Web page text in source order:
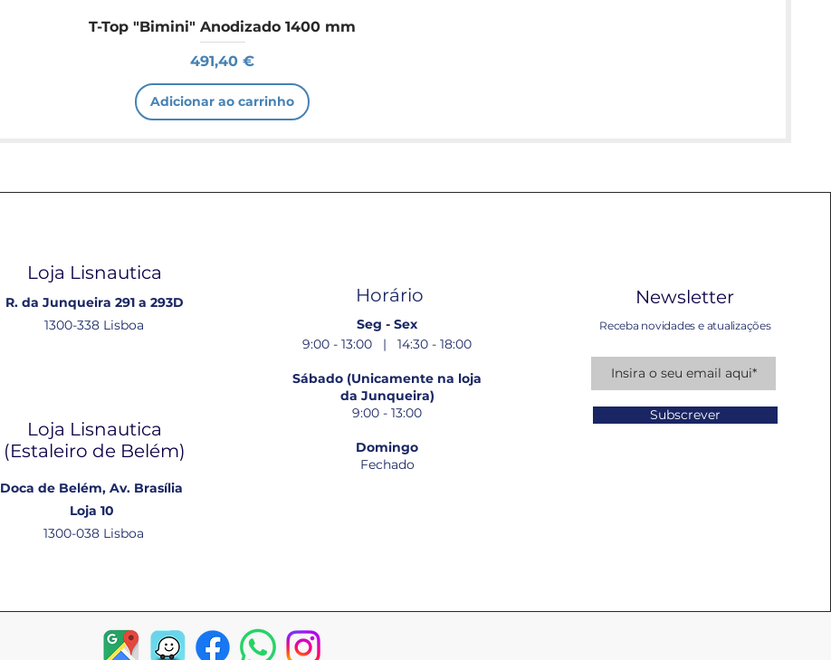
T-Top "Bimini" Anodizado 1400 mm
Preço
491,40 €
Adicionar ao carrinho
Loja Lisnautica
R. da Junqueira 291 a 293D
1300-338 Lisboa
Loja Lisnautica
(Estaleiro de Belém​)
Doca de Belém, Av. Brasília
Loja 10
1300-038 Lisboa
Horário
Seg - Sex
9:00 - 13:00 | 14:30 - 18:00
Sábado (Unicamente na loja
da Junqueira)
9:00 - 13:00
Domingo
Fechado
Newsletter
Receba novidades e atualizações
Subscrever